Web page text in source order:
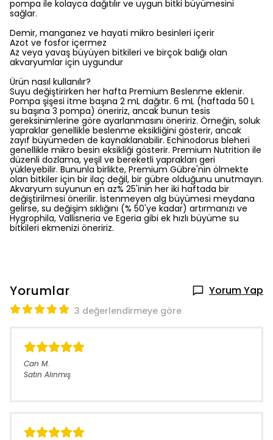
pompa ile kolayca dağıtılır ve uygun bitki büyümesini
sağlar.
Demir, manganez ve hayati mikro besinleri içerir
Azot ve fosfor içermez
Az veya yavaş büyüyen bitkileri ve birçok balığı olan
akvaryumlar için uygundur
Ürün nasıl kullanılır?
Suyu değiştirirken her hafta Premium Beslenme eklenir.
Pompa şişesi itme başına 2 mL dağıtır. 6 mL (haftada 50 L
su başına 3 pompa) öneririz, ancak bunun tesis
gereksinimlerine göre ayarlanmasını öneririz. Örneğin, soluk
yapraklar genellikle beslenme eksikliğini gösterir, ancak
zayıf büyümeden de kaynaklanabilir. Echinodorus bleheri
genellikle mikro besin eksikliği gösterir. Premium Nutrition ile
düzenli dozlama, yeşil ve bereketli yaprakları geri
yükleyebilir. Bununla birlikte, Premium Gübre'nin ölmekte
olan bitkiler için bir ilaç değil, bir gübre olduğunu unutmayın.
Akvaryum suyunun en az% 25'inin her iki haftada bir
değiştirilmesi önerilir. İstenmeyen alg büyümesi meydana
gelirse, su değişim sıklığını (% 50'ye kadar) artırmanızı ve
Hygrophila, Vallisneria ve Egeria gibi ek hızlı büyüme su
bitkileri ekmenizi öneririz.
Yorumlar Yorum Yap
3 değerlendirmeye göre
Can M.
Satın Alınmış